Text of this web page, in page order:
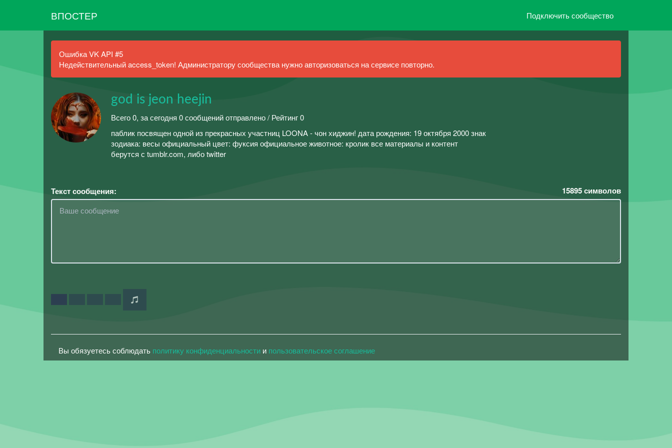
ВПОСТЕР Подключить сообщество
Ошибка VK API #5
Недействительный access_token! Администратору сообщества нужно авторизоваться на сервисе повторно.
god is jeon heejin
Всего 0, за сегодня 0 сообщений отправлено / Рейтинг 0
паблик посвящен одной из прекрасных участниц LOONA - чон хиджин! дата рождения: 19 октября 2000 знак
зодиака: весы официальный цвет: фуксия официальное животное: кролик все материалы и контент
берутся с tumblr.com, либо twitter
Текст сообщения: 15895символов
Вы обязуетесь соблюдать политику конфиденциальности и пользовательское соглашение